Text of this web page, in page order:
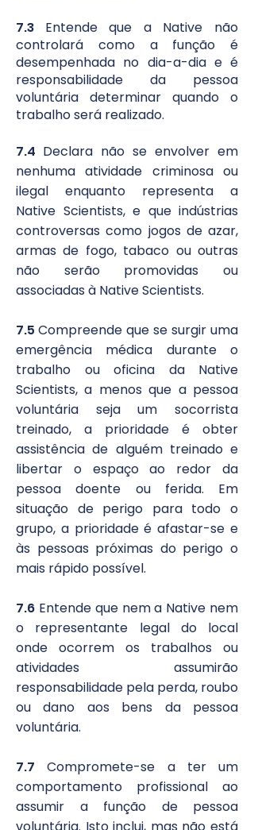
7.3
Entende que a Native não
controlará como a função é
desempenhada no dia-a-dia e é
responsabilidade da pessoa
voluntária determinar quando o
trabalho será realizado.
7.4 Declara não se envolver em
nenhuma atividade criminosa ou
ilegal enquanto representa a
Native Scientists, e que indústrias
controversas como jogos de azar,
armas de fogo, tabaco ou outras
não serão promovidas ou
associadas à Native Scientists.
7.5 Compreende que se surgir uma
emergência médica durante o
trabalho ou oficina da Native
Scientists, a menos que a pessoa
voluntária seja um socorrista
treinado, a prioridade é obter
assistência de alguém treinado e
libertar o espaço ao redor da
pessoa doente ou ferida. Em
situação de perigo para todo o
grupo, a prioridade é afastar-se e
às pessoas próximas do perigo o
mais rápido possível.
7.6 Entende que nem a Native nem
o representante legal do local
onde ocorrem os trabalhos ou
atividades assumirão
responsabilidade pela perda, roubo
ou dano aos bens da pessoa
voluntária.
7.7 Compromete-se a ter um
comportamento profissional ao
assumir a função de pessoa